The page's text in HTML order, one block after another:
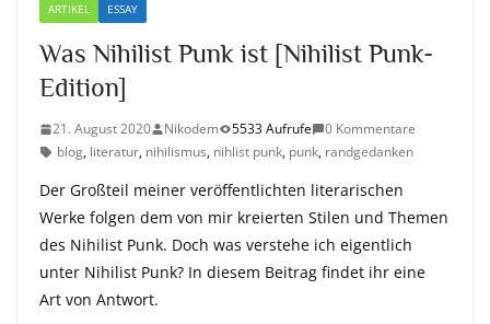
ARTIKEL ESSAY
Was Nihilist Punk ist [Nihilist Punk-
Edition]
21. August 2020 Nikodem 5533 Aufrufe
0 Kommentare
blog, literatur, nihilismus, nihlist punk, punk, randgedanken
Der Großteil meiner veröffentlichten literarischen
Werke folgen dem von mir kreierten Stilen und Themen
des Nihilist Punk. Doch was verstehe ich eigentlich
unter Nihilist Punk? In diesem Beitrag findet ihr eine
Art von Antwort.